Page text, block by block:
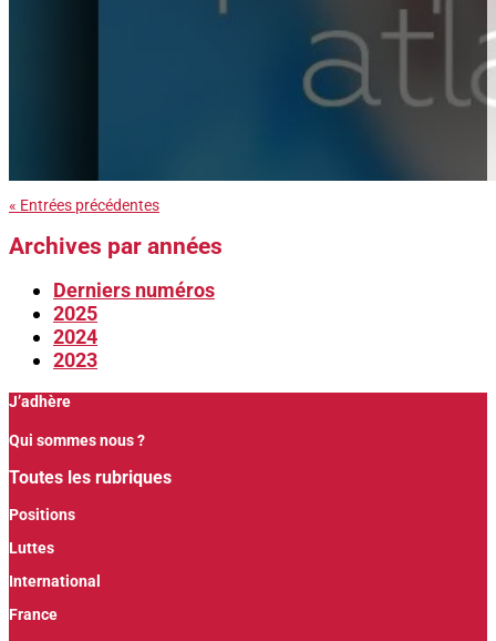
« Entrées précédentes
Archives par années
Derniers numéros
2025
2024
2023
J’adhère
Qui sommes nous ?
Toutes les rubriques
Positions
Luttes
International
France